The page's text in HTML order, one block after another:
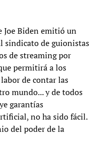
Joe Biden emitió un
sindicato de guionistas
de streaming por
permitirá a los
de contar las
mundo... y de todos
garantías
no ha sido fácil.
del poder de la